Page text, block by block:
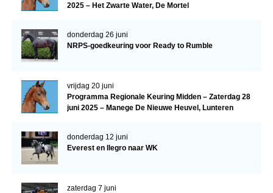
2025 – Het Zwarte Water, De Mortel
donderdag 26 juni
NRPS-goedkeuring voor Ready to Rumble
vrijdag 20 juni
Programma Regionale Keuring Midden – Zaterdag 28
juni 2025 – Manege De Nieuwe Heuvel, Lunteren
donderdag 12 juni
Everest en Ilegro naar WK
zaterdag 7 juni